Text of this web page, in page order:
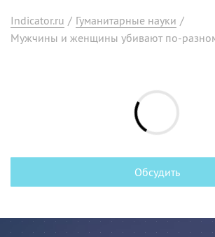
Indicator.ru / Гуманитарные науки /
Мужчины и женщины убивают по-
Обсудить